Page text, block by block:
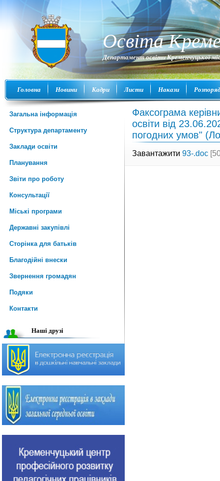
Освіта
Департамент освіти Кременчуцької
Головна Новини Кадри Листи Накази
Загальна інформація
Структура департаменту
Заклади освіти
Планування
Звіти про роботу
Консультації
Міські програми
Державні закупівлі
Сторінка для батьків
Благодійні внески
Звернення громадян
Подяки
Контакти
Наші друзі
Факсограма
освіти від
погодних умов"
Завантажити 93-.doc